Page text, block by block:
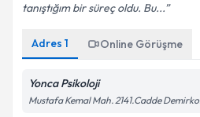
tanıştığım bir süreç oldu. Bu...
Adres 1 Online Görüşme
Yonca Psikoloji
Mustafa Kemal Mah. 2141.Cadde